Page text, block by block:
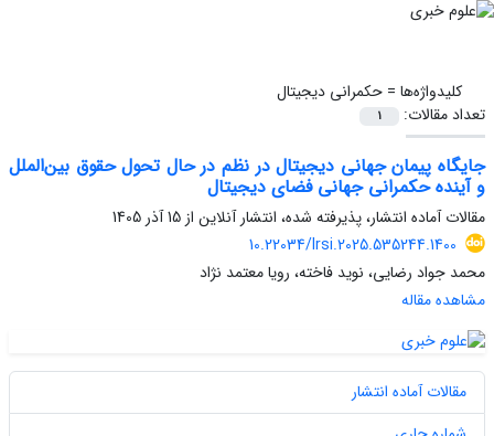
کلیدواژه‌ها =حکمرانی دیجیتال
تعداد مقالات:
1
جایگاه پیمان جهانی دیجیتال در نظم در حال تحول حقوق بین‌الملل
و آینده حکمرانی جهانی فضای دیجیتال
مقالات آماده انتشار، پذیرفته شده، انتشار آنلاین از 15 آذر 1405
10.22034/lrsi.2025.535244.1400
محمد جواد رضایی، نوید فاخته، رویا معتمد نژاد
مشاهده مقاله
مقالات آماده انتشار